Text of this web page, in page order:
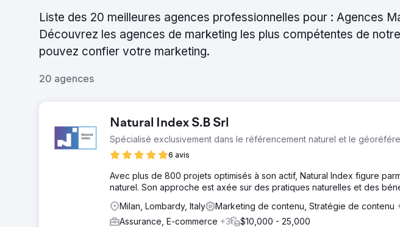
Liste des 20 meilleures agences professionnelles pour : Agences
Découvrez les agences de marketing les plus compétentes de
pouvez confier votre marketing.
20 agences
Natural Index S.B Srl
Spécialisé exclusivement dans le référencement naturel et le
6 avis
Avec plus de 800 projets optimisés à son actif, Natural Index figure
naturel. Son approche est axée sur des pratiques naturelles et des
Milan, Lombardy, Italy
Marketing de contenu, Stratégie de contenu
Assurance, E-commerce +3 $10,000 - 25,000